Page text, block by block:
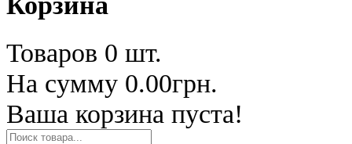
Товаров 0 шт.
На сумму 0.00грн.
Ваша корзина пуста!